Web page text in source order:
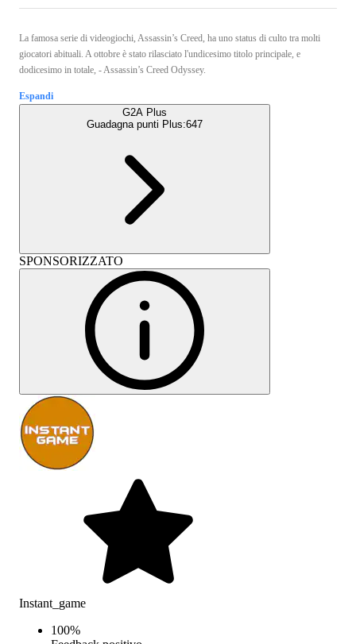
La famosa serie di videogiochi, Assassin’s Creed, ha uno status di culto tra molti
giocatori abituali. A ottobre è stato rilasciato l'undicesimo titolo principale, e
dodicesimo in totale, - Assassin’s Creed Odyssey.
Espandi
G2A Plus
Guadagna punti Plus:647
SPONSORIZZATO
Instant_game
100%